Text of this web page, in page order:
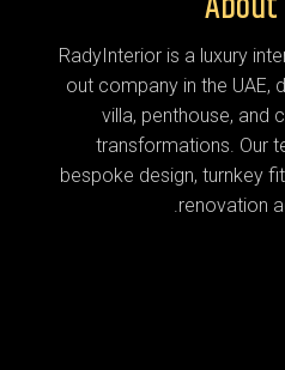
RadyInterior is a luxury
out company in the UAE,
villa, penthouse, and
transformations. Our
bespoke design, turnkey
renovation